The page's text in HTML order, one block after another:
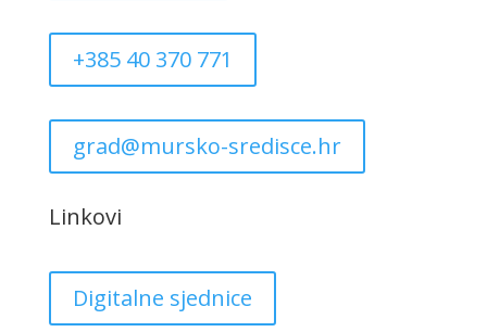
+385 40 370 771
grad@mursko-sredisce.hr
Linkovi
Digitalne sjednice